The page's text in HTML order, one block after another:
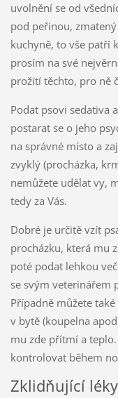
uvolnění se od
pod peřinou,
kuchyně, to vše patří
prosím na své
prožití těchto, pro ně
Podat psovi sedativa
postarat se o jeho
na správné místo a
zvyklý (procházka,
nemůžete udělat vy,
tedy za Vás.
Dobré je určitě vzít
procházku, která mu
poté podat lehkou
se svým veterinářem
Případně můžete
v bytě (koupelna
mu zde přítmí a
kontrolovat během
Zklidňující